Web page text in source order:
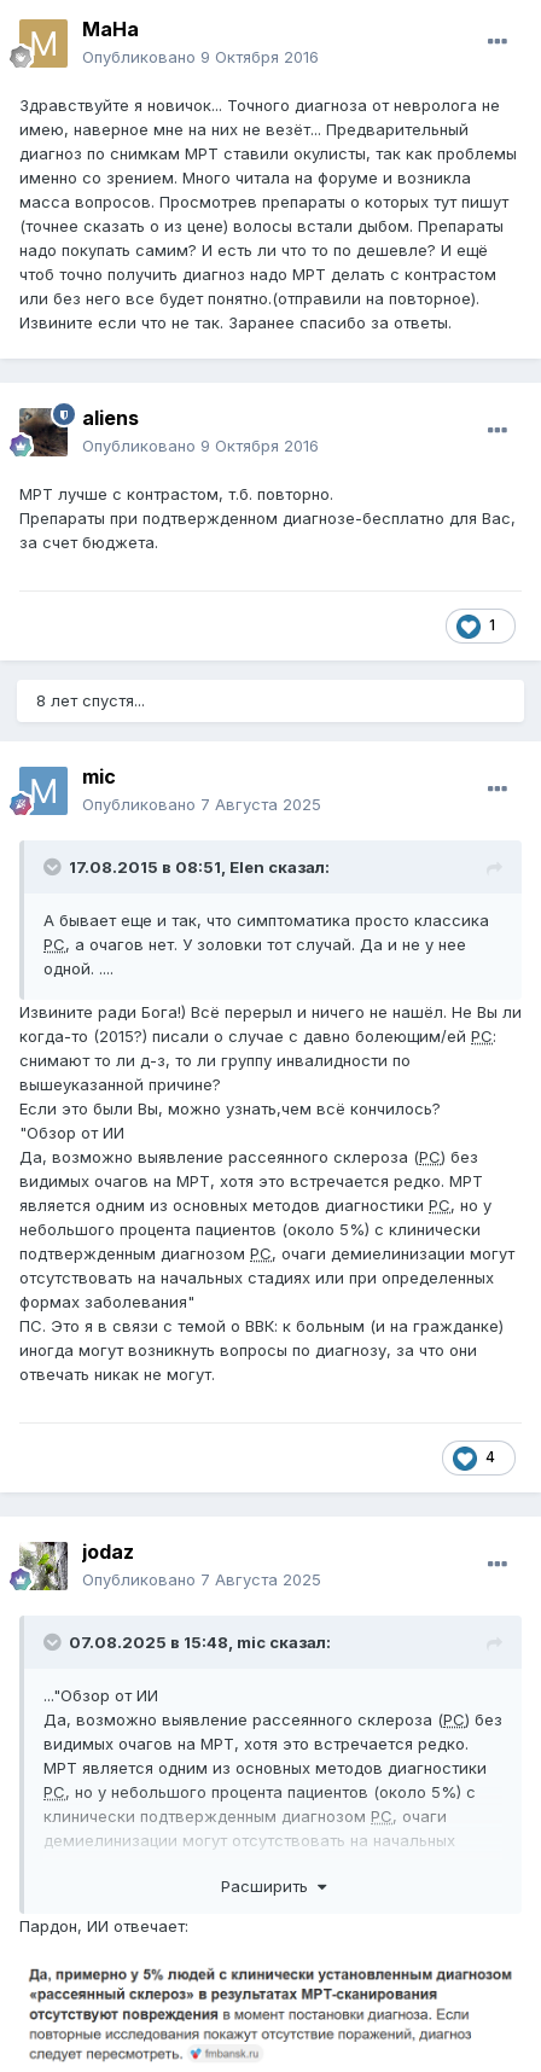
MaHa
Опубликовано 9 Октября 2016
Здравствуйте я новичок... Точного диагноза от невролога не
имею, наверное мне на них не везёт... Предварительный
диагноз по снимкам МРТ ставили окулисты, так как проблемы
именно со зрением. Много читала на форуме и возникла
масса вопросов. Просмотрев препараты о которых тут пишут
(точнее сказать о из цене) волосы встали дыбом. Препараты
надо покупать самим? И есть ли что то по дешевле? И ещё
чтоб точно получить диагноз надо МРТ делать с контрастом
или без него все будет понятно.(отправили на повторное).
Извините если что не так. Заранее спасибо за ответы.
aliens
Опубликовано 9 Октября 2016
МРТ лучше с контрастом, т.б. повторно.
Препараты при подтвержденном диагнозе-бесплатно для Вас,
за счет бюджета.
1
8 лет спустя...
mic
Опубликовано 7 Августа 2025
17.08.2015 в 08:51, Elen сказал:
А бывает еще и так, что симптоматика просто классика
РС, а очагов нет. У золовки тот случай. Да и не у нее
одной. ....
Извините ради Бога!) Всё перерыл и ничего не нашёл. Не Вы ли
когда-то (2015?) писали о случае с давно болеющим/ей РС:
снимают то ли д-з, то ли группу инвалидности по
вышеуказанной причине?
Если это были Вы, можно узнать,чем всё кончилось?
"Обзор от ИИ
Да, возможно выявление рассеянного склероза (РС) без
видимых очагов на МРТ, хотя это встречается редко. МРТ
является одним из основных методов диагностики РС, но у
небольшого процента пациентов (около 5%) с клинически
подтвержденным диагнозом РС, очаги демиелинизации могут
отсутствовать на начальных стадиях или при определенных
формах заболевания"
ПС. Это я в связи с темой о ВВК: к больным (и на гражданке)
иногда могут возникнуть вопросы по диагнозу, за что они
отвечать никак не могут.
4
jodaz
Опубликовано 7 Августа 2025
07.08.2025 в 15:48, mic сказал:
..."Обзор от ИИ
Да, возможно выявление рассеянного склероза (РС) без
видимых очагов на МРТ, хотя это встречается редко.
МРТ является одним из основных методов диагностики
РС, но у небольшого процента пациентов (около 5%) с
клинически подтвержденным диагнозом РС, очаги
демиелинизации могут отсутствовать на начальных
Расширить
Пардон, ИИ отвечает: